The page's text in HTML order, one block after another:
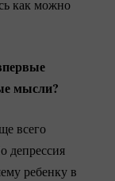
как можно
мысли?
всего
депрессия
ребенку в